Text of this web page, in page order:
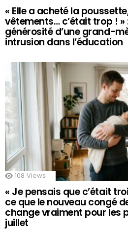
« Elle a acheté la
vêtements… c’était trop ! »
générosité d’une grand-
intrusion dans l’éducation
108 Views
« Je pensais que c’était
ce que le nouveau congé
change vraiment pour les
juillet